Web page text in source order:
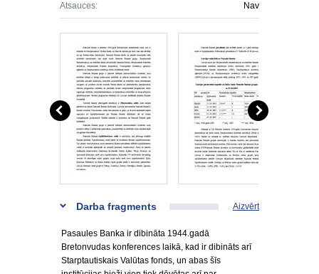
Atsauces: Nav
Darba fragments Aizvērt
Pasaules Banka ir dibināta 1944.gadā
Bretonvudas konferences laikā, kad ir dibināts arī
Starptautiskais Valūtas fonds, un abas šīs